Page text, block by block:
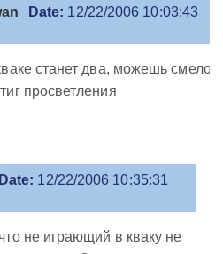
Date: 12/22/2006 10:03:43
станет два, можешь смело
просветления
Date: 12/22/2006 10:35:31
не играющий в кваку не